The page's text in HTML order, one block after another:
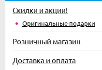
Скидки и акции!
Оригинальные подарки
Розничный магазин
Доставка и оплата